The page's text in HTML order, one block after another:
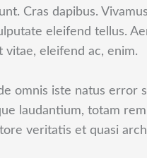
Cras dapibus.
eleifend tellus.
eleifend ac, enim.
omnis iste natus error
laudantium, totam
veritatis et quasi